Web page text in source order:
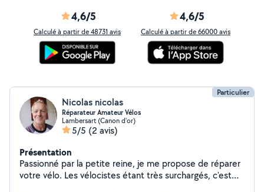
4,6/5
Calculé à partir de 48731 avis
4,6/5
Calculé à partir de 66000 avis
Particulier
Nicolas nicolas
Réparateur Amateur Vélos
Lambersart (Canon d'or)
5/5 (2 avis)
Présentation
Passionné par la petite reine, je me propose de réparer
votre vélo. Les vélocistes étant très surchargés, c'est